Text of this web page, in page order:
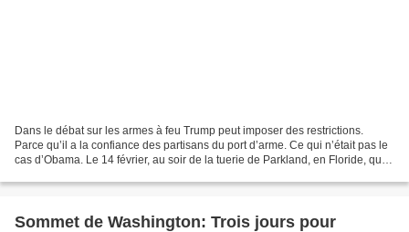
Dans le débat sur les armes à feu Trump peut imposer des restrictions.
Parce qu’il a la confiance des partisans du port d’arme. Ce qui n’était pas le
cas d’Obama. Le 14 février, au soir de la tuerie de Parkland, en Floride, qui a
Sommet de Washington: Trois jours pour